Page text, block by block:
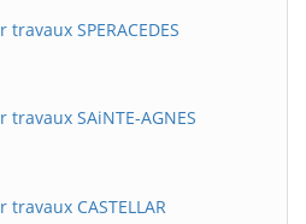
SPERACEDES
SAiNTE-AGNES
CASTELLAR